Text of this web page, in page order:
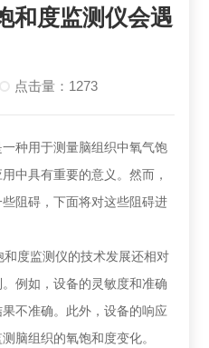
和度监测仪会遇
点击量：1273
种用于测量脑组织中氧气饱
中具有重要的意义。然而，
阻碍，下面将对这些阻碍进
度监测仪的技术发展还相对
例如，设备的灵敏度和准确
不准确。此外，设备的响应
脑组织的氧饱和度变化。